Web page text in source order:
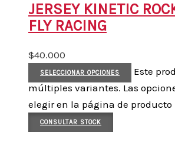
JERSEY KINETIC
FLY RACING
$40.000
SELECCIONAR OPCIONES
Este
múltiples variantes. Las
elegir en la página de producto
CONSULTAR STOCK